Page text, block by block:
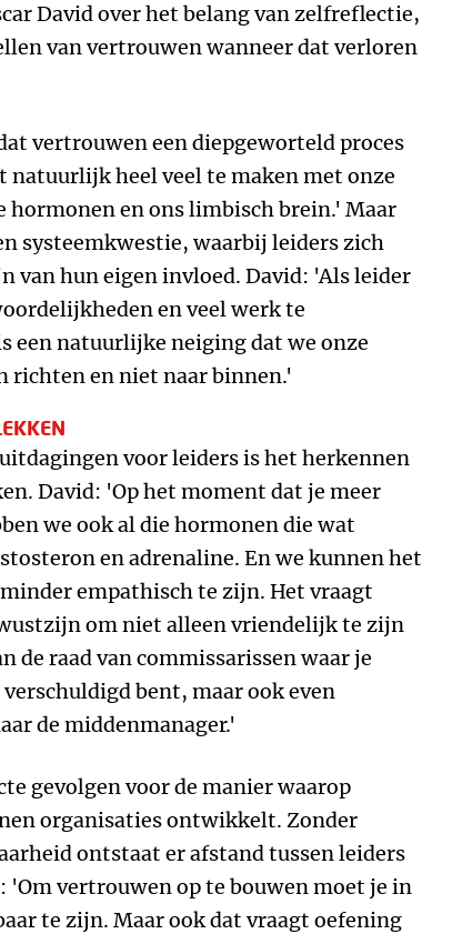
David over het belang van zelfreflectie,
van vertrouwen wanneer dat verloren
vertrouwen een diepgeworteld proces
natuurlijk heel veel te maken met onze
hormonen en ons limbisch brein.' Maar
systeemkwestie, waarbij leiders zich
van hun eigen invloed. David: 'Als leider
en veel werk te
een natuurlijke neiging dat we onze
richten en niet naar binnen.'
voor leiders is het herkennen
David: 'Op het moment dat je meer
we ook al die hormonen die wat
en adrenaline. En we kunnen het
empathisch te zijn. Het vraagt
om niet alleen vriendelijk te zijn
de raad van commissarissen waar je
bent, maar ook even
de middenmanager.'
gevolgen voor de manier waarop
organisaties ontwikkelt. Zonder
ontstaat er afstand tussen leiders
'Om vertrouwen op te bouwen moet je in
te zijn. Maar ook dat vraagt oefening